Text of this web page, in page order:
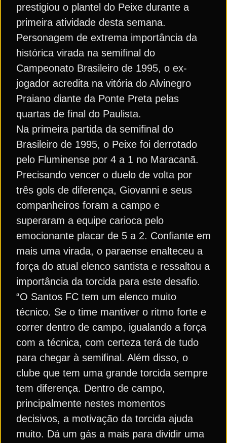
prestigiou o plantel do Peixe durante a
primeira atividade desta semana.
Personagem de extrema importância da
histórica virada na semifinal do
Campeonato Brasileiro de 1995, o ex-
jogador acredita na vitória do Alvinegro
Praiano diante da Ponte Preta pelas
quartas de final do Paulista.
Na primeira partida da semifinal do
Brasileiro de 1995, o Peixe foi derrotado
pelo Fluminense por 4 a 1 no Maracanã.
Precisando vencer o duelo de volta por
três gols de diferença, Giovanni e seus
companheiros foram a campo e
superaram a equipe carioca pelo
emocionante placar de 5 a 2. Confiante em
mais uma virada, o paraense enalteceu a
força do atual elenco santista e ressaltou a
importância da torcida para este desafio.
“O Santos FC tem um elenco muito
técnico. Se o time mantiver o ritmo forte e
correr dentro de campo, igualando a força
com a técnica, com certeza terá de tudo
para chegar à semifinal. Além disso, o
clube que tem uma grande torcida sempre
tem diferença. Dentro de campo,
principalmente nestes momentos
decisivos, a motivação da torcida ajuda
muito. Dá um gás a mais para dividir uma